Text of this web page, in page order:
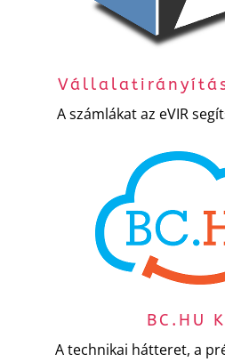
A számlákat az eVIR
BC.HU
A technikai hátteret, a